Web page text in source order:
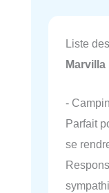
Liste
Marvilla
-
Parfait
se